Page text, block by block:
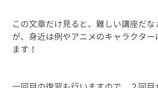
この文章だけ見ると、難しい講座だ
が、身近は例やアニメのキャラクタ
ます！